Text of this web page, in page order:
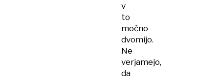
v
to
močno
dvomijo.
Ne
verjamejo,
da